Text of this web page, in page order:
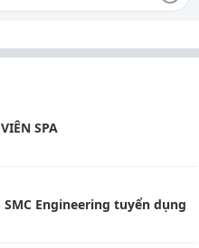
SPA
Engineering tuyển dụng